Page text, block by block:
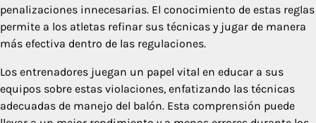
penalizaciones innecesarias. El conocimiento de estas reglas
permite a los atletas refinar sus técnicas y jugar de manera
más efectiva dentro de las regulaciones.
Los entrenadores juegan un papel vital en educar a sus
equipos sobre estas violaciones, enfatizando las técnicas
adecuadas de manejo del balón. Esta comprensión puede